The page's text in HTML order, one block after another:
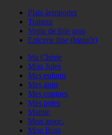
Plats àemporter
Traiteur
Vente de foie gras
Epicerie fine (bientôt)
Ma Chérie
Mon Jules
Mes enfants
Mes amis
Mes copines
Mes potes
Mamie
Mon assoc.
Mon Boss